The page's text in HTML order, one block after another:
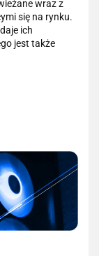
wraz z
się na rynku.
ich
jest także